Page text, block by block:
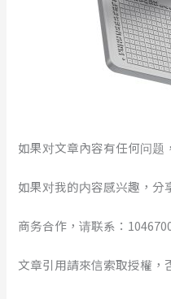
如果对文章內容有任何问题
如果对我的内容感兴趣，分
商务合作，请联系：
文章引用請來信索取授權，